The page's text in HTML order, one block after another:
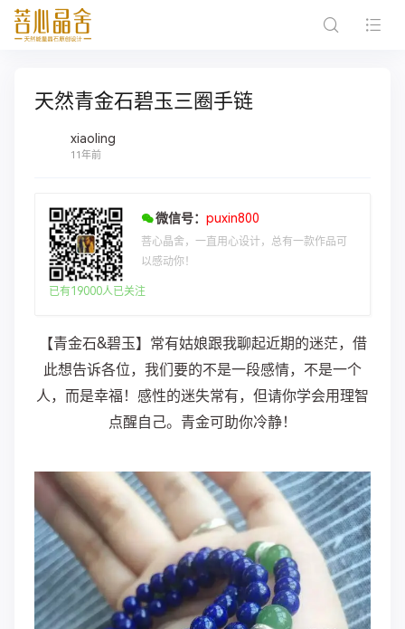
天然青金石碧玉三圈手链
xiaoling
11年前
微信号： puxin800
菩心晶舍，一直用心设计，总有一款作品可
以感动你！
已有19000人已关注
【青金石&碧玉】常有姑娘跟我聊起近期的迷茫，借
此想告诉各位，我们要的不是一段感情，不是一个
人，而是幸福！感性的迷失常有，但请你学会用理智
点醒自己。青金可助你冷静！